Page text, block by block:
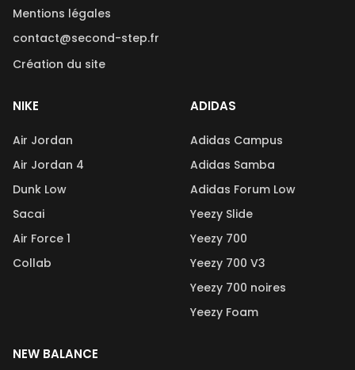
Mentions légales
contact@second-step.fr
Création du site
NIKE
Air Jordan
Air Jordan 4
Dunk Low
Sacai
Air Force 1
Collab
ADIDAS
Adidas Campus
Adidas Samba
Adidas Forum Low
Yeezy Slide
Yeezy 700
Yeezy 700 V3
Yeezy 700 noires
Yeezy Foam
NEW BALANCE